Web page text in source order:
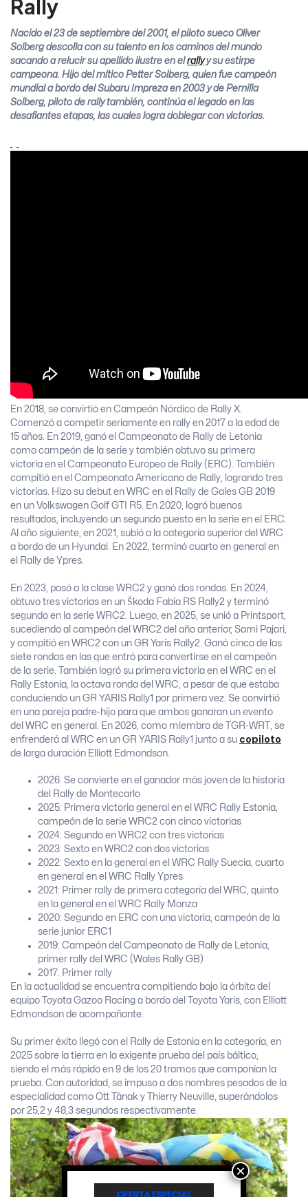
Rally
Nacido el 23 de septiembre del 2001, el piloto sueco Oliver
Solberg descolla con su talento en los caminos del mundo
sacando a relucir su apellido ilustre en elrallyy su estirpe
campeona. Hijo del mítico Petter Solberg, quien fue campeón
mundial a bordo del Subaru Impreza en 2003 y de Pernilla
Solberg, piloto de rally también, continúa el legado en las
desafiantes etapas, las cuales logra doblegar con victorias.
En 2018, se convirtió en Campeón Nórdico de Rally X.
Comenzó a competir seriamente en rally en 2017 a la edad de
15 años. En 2019, ganó el Campeonato de Rally de Letonia
como campeón de la serie y también obtuvo su primera
victoria en el Campeonato Europeo de Rally (ERC). También
compitió en el Campeonato Americano de Rally, logrando tres
victorias. Hizo su debut en WRC en el Rally de Gales GB 2019
en un Volkswagen Golf GTI R5. En 2020, logró buenos
resultados, incluyendo un segundo puesto en la serie en el ERC.
Al año siguiente, en 2021, subió a la categoría superior del WRC
a bordo de un Hyundai. En 2022, terminó cuarto en general en
el Rally de Ypres.
En 2023, pasó a la clase WRC2 y ganó dos rondas. En 2024,
obtuvo tres victorias en un Škoda Fabia RS Rally2 y terminó
segundo en la serie WRC2. Luego, en 2025, se unió a Printsport,
sucediendo al campeón del WRC2 del año anterior, Sami Pajari,
y compitió en WRC2 con un GR Yaris Rally2. Ganó cinco de las
siete rondas en las que entró para convertirse en el campeón
de la serie. También logró su primera victoria en el WRC en el
Rally Estonia, la octava ronda del WRC, a pesar de que estaba
conduciendo un GR YARIS Rally1 por primera vez. Se convirtió
en una pareja padre-hijo para que ambos ganaran un evento
del WRC en general. En 2026, como miembro de TGR-WRT, se
enfrenderá al WRC en un GR YARIS Rally1 junto a su copiloto
de larga duración Elliott Edmondson.
2026: Se convierte en el ganador más joven de la historia
del Rally de Montecarlo
2025: Primera victoria general en el WRC Rally Estonia,
campeón de la serie WRC2 con cinco victorias
2024: Segundo en WRC2 con tres victorias
2023: Sexto en WRC2 con dos victorias
2022: Sexto en la general en el WRC Rally Suecia, cuarto
en general en el WRC Rally Ypres
2021: Primer rally de primera categoría del WRC, quinto
en la general en el WRC Rally Monza
2020: Segundo en ERC con una victoria, campeón de la
serie junior ERC1
2019: Campeón del Campeonato de Rally de Letonia,
primer rally del WRC (Wales Rally GB)
2017: Primer rally
En la actualidad se encuentra compitiendo bajo la órbita del
equipo Toyota Gazoo Racing a bordo del Toyota Yaris, con Elliott
Edmondson de acompañante.
Su primer éxito llegó con el Rally de Estonia en la categoría, en
2025 sobre la tierra en la exigente prueba del país báltico,
siendo el más rápido en 9 de los 20 tramos que componían la
prueba. Con autoridad, se impuso a dos nombres pesados de la
especialidad como Ott Tänak y Thierry Neuville, superándolos
por 25,2 y 48,3 segundos respectivamente.
×